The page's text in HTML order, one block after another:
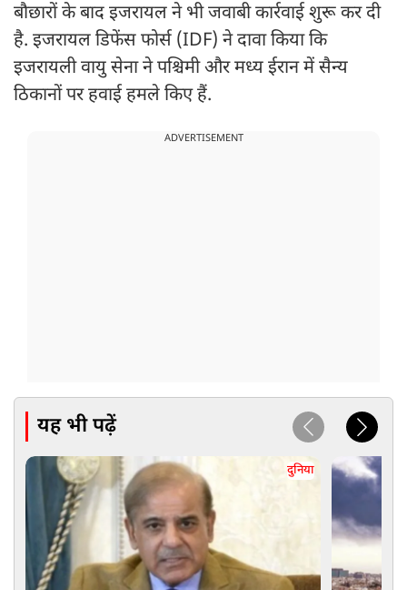
बौछारों के बाद इजरायल ने भी जवाबी कार्रवाई शुरू कर दी
है. इजरायल डिफेंस फोर्स (IDF) ने दावा किया कि
इजरायली वायु सेना ने पश्चिमी और मध्य ईरान में सैन्य
ठिकानों पर हवाई हमले किए हैं.
ADVERTISEMENT
यह भी पढ़ें
दुनिया